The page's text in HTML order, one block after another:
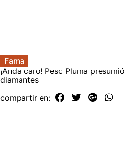
Fama
¡Anda caro! Peso Pluma
diamantes
compartir en: